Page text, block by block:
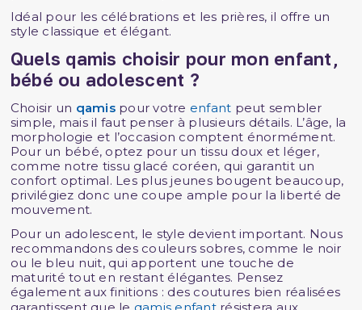
Idéal pour les célébrations et les prières, il offre un
style classique et élégant.
Quels qamis choisir pour mon enfant,
bébé ou adolescent ?
Choisir un qamis pour votre enfant peut sembler
simple, mais il faut penser à plusieurs détails. L’âge, la
morphologie et l’occasion comptent énormément.
Pour un bébé, optez pour un tissu doux et léger,
comme notre tissu glacé coréen, qui garantit un
confort optimal. Les plus jeunes bougent beaucoup,
privilégiez donc une coupe ample pour la liberté de
mouvement.
Pour un adolescent, le style devient important. Nous
recommandons des couleurs sobres, comme le noir
ou le bleu nuit, qui apportent une touche de
maturité tout en restant élégantes. Pensez
également aux finitions : des coutures bien réalisées